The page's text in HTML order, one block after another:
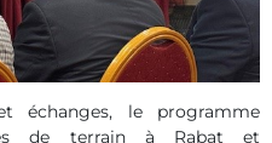
échanges, le programme
de terrain à Rabat et